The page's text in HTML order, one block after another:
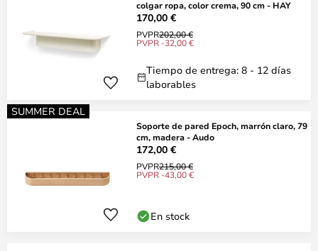
colgar ropa, color crema, 90 cm - HAY
170,00 €
PVPR202,00 €
PVPR -32,00 €
Tiempo de entrega: 8 - 12 días
laborables
SUMMER DEAL
Soporte de pared Epoch, marrón claro, 79
cm, madera - Audo
172,00 €
PVPR215,00 €
PVPR -43,00 €
En stock